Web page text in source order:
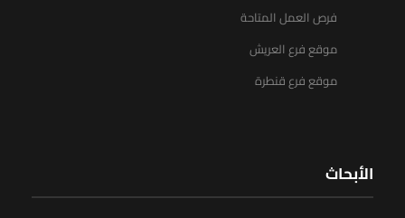
فرص العمل المتاحة
موقع فرع العريش
موقع فرع قنطرة
الأبحاث